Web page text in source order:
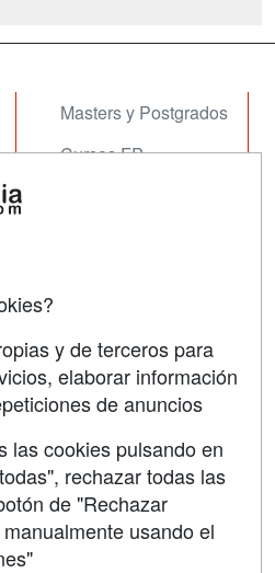
Masters y Postgrados
Cursos FP
SÍGUENOS EN:
y de terceros para
elaborar información
de anuncios
las cookies pulsando en
rechazar todas las
de "Rechazar
usando el